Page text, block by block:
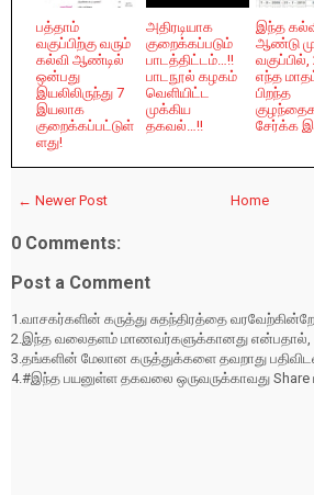
பத்தாம்
வகுப்பிற்கு வரும்
கல்வி ஆண்டில்
ஒன்பது
இயலிலிருந்து 7
இயலாக
குறைக்கப்பட்டுள்
ளது!
அதிரடியாக
குறைக்கப்படும்
பாடத்திட்டம்…!!
பாடநூல் கழகம்
வெளியிட்ட
முக்கிய
தகவல்…!!
இந்த
ஆண்டு
வகுப்பில்,
எந்த
பிறந்த
சேர்க்க
← Newer Post Home
0 Comments:
Post a Comment
1.வாசகர்களின் கருத்து சுதந்திரத்தை
2.இந்த வலைதளம் மாணவர்களுக்கானது என்பதால்,
3.தங்களின் மேலான கருத்துக்களை தவறாது
4.#இந்த பயனுள்ள தகவலை ஒருவருக்காவது